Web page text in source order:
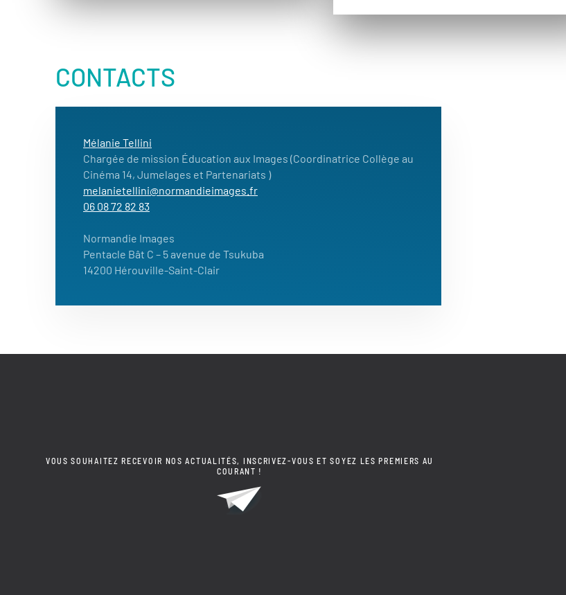
CONTACTS
Mélanie Tellini
Chargée de mission Éducation aux Images (Coordinatrice Collège au
Cinéma 14, Jumelages et Partenariats )
melanietellini@normandieimages.fr
06 08 72 82 83
Normandie Images
Pentacle Bât C – 5 avenue de Tsukuba
14200 Hérouville-Saint-Clair
VOUS SOUHAITEZ RECEVOIR NOS ACTUALITÉS, INSCRIVEZ-VOUS ET SOYEZ LES PREMIERS AU
COURANT !